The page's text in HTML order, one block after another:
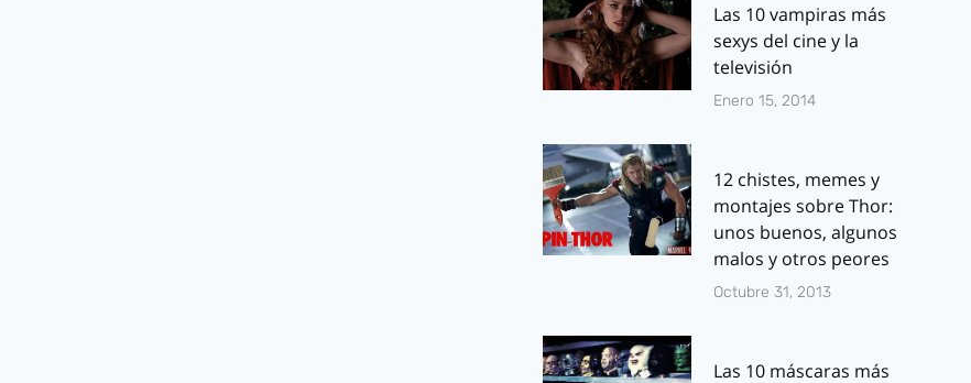
Las 10 vampiras más
sexys del cine y la
televisión
Enero 15, 2014
12 chistes, memes y
montajes sobre Thor:
unos buenos, algunos
malos y otros peores
Octubre 31, 2013
Las 10 máscaras más